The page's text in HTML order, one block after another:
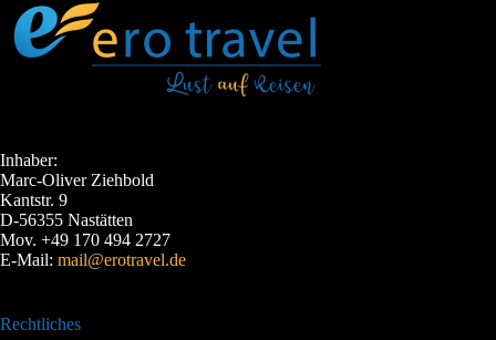
Inhaber:
Marc-Oliver Ziehbold
Kantstr. 9
D-56355 Nastätten
Mov. +49 170 494 2727
E-Mail: mail@erotravel.de
Rechtliches